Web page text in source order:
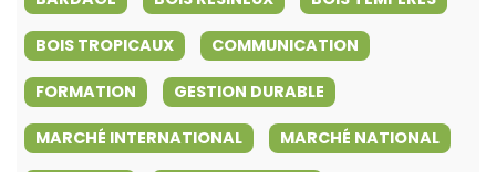
BOIS TROPICAUX COMMUNICATION
FORMATION GESTION DURABLE
MARCHÉ INTERNATIONAL MARCHÉ NATIONAL